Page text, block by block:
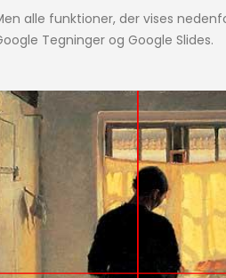
alle funktioner, der vises
Tegninger og Google Slides.